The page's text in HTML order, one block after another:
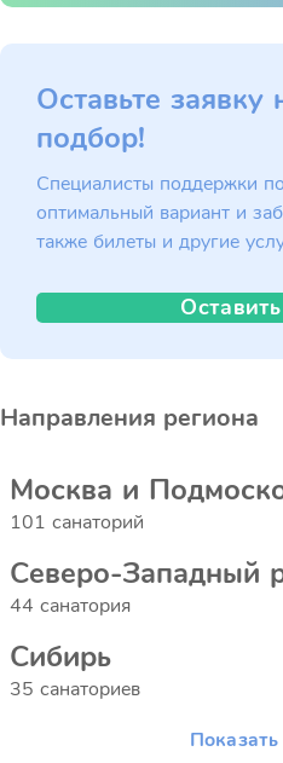
Оставьте заявку
подбор!
Специалисты поддержки
оптимальный вариант и
также билеты и другие
Направления региона
Москва и
101 санаторий
Северо-Западный
44 санатория
Сибирь
35 санаториев